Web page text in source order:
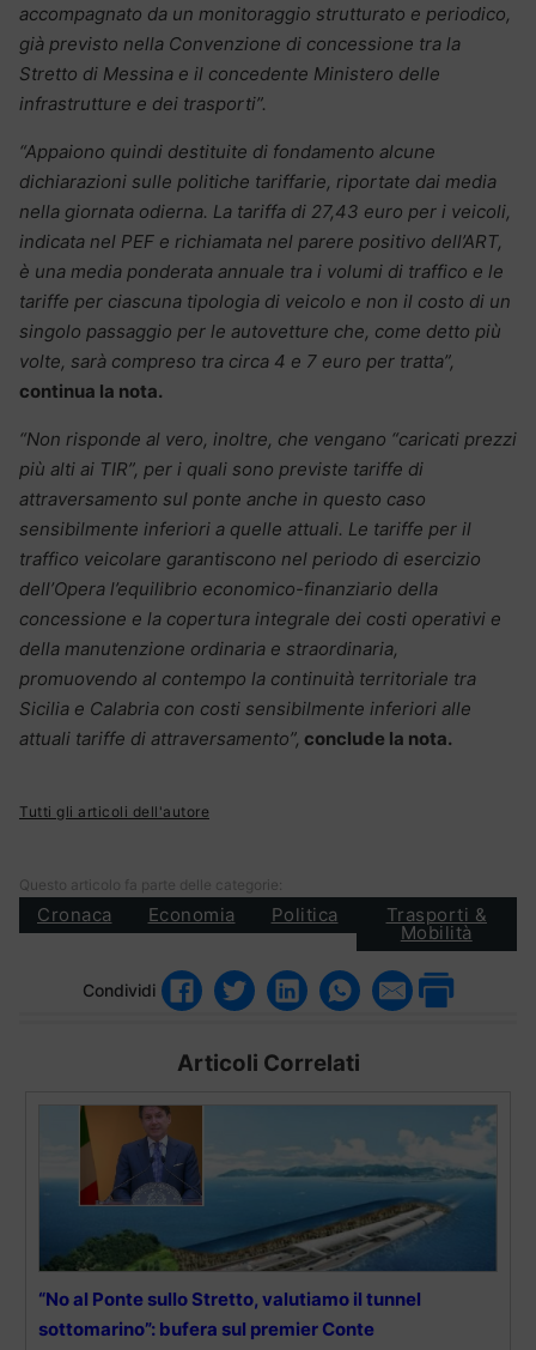
accompagnato da un monitoraggio strutturato e periodico,
già previsto nella Convenzione di concessione tra la
Stretto di Messina e il concedente Ministero delle
infrastrutture e dei trasporti”.
“Appaiono quindi destituite di fondamento alcune
dichiarazioni sulle politiche tariffarie, riportate dai media
nella giornata odierna. La tariffa di 27,43 euro per i veicoli,
indicata nel PEF e richiamata nel parere positivo dell’ART,
è una media ponderata annuale tra i volumi di traffico e le
tariffe per ciascuna tipologia di veicolo e non il costo di un
singolo passaggio per le autovetture che, come detto più
volte, sarà compreso tra circa 4 e 7 euro per tratta”,
continua la nota.
“Non risponde al vero, inoltre, che vengano “caricati prezzi
più alti ai TIR”, per i quali sono previste tariffe di
attraversamento sul ponte anche in questo caso
sensibilmente inferiori a quelle attuali. Le tariffe per il
traffico veicolare garantiscono nel periodo di esercizio
dell’Opera l’equilibrio economico-finanziario della
concessione e la copertura integrale dei costi operativi e
della manutenzione ordinaria e straordinaria,
promuovendo al contempo la continuità territoriale tra
Sicilia e Calabria con costi sensibilmente inferiori alle
attuali tariffe di attraversamento”, conclude la nota.
Tutti gli articoli dell'autore
Questo articolo fa parte delle categorie:
Cronaca Economia Politica Trasporti &
Mobilità
Condividi
Articoli Correlati
“No al Ponte sullo Stretto, valutiamo il tunnel
sottomarino”: bufera sul premier Conte